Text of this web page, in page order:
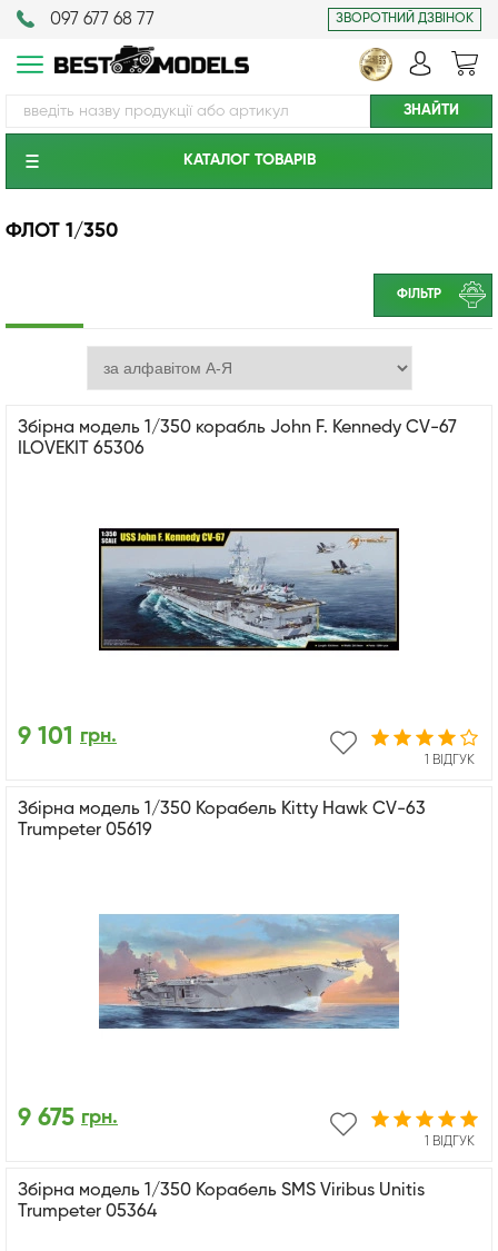
097 677 68 77 ЗВОРОТНИЙ ДЗВІНОК
КАТАЛОГ ТОВАРIВ
ФЛОТ 1/350
ФІЛЬТР
Збірна модель 1/350 корабль John F. Kennedy CV-67
ILOVEKIT 65306
1 ВІДГУК
9 101 грн.
Збірна модель 1/350 Корабель Kitty Hawk CV-63
Trumpeter 05619
1 ВІДГУК
9 675 грн.
Збірна модель 1/350 Корабель SMS Viribus Unitis
Trumpeter 05364